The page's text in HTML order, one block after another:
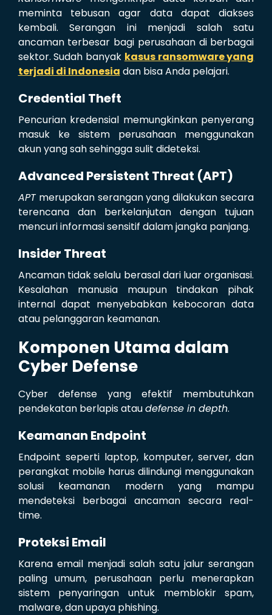
meminta tebusan agar data dapat diakses
kembali. Serangan ini menjadi salah satu
ancaman terbesar bagi perusahaan di berbagai
sektor. Sudah banyak kasus ransomware yang
terjadi di Indonesia dan bisa Anda pelajari.
Credential Theft
Pencurian kredensial memungkinkan penyerang
masuk ke sistem perusahaan menggunakan
akun yang sah sehingga sulit dideteksi.
Advanced Persistent Threat (APT)
APTmerupakan serangan yang dilakukan secara
terencana dan berkelanjutan dengan tujuan
mencuri informasi sensitif dalam jangka panjang.
Insider Threat
Ancaman tidak selalu berasal dari luar organisasi.
Kesalahan manusia maupun tindakan pihak
internal dapat menyebabkan kebocoran data
atau pelanggaran keamanan.
Komponen Utama dalam
Cyber Defense
Cyber defense yang efektif membutuhkan
pendekatan berlapis ataudefense in depth.
Keamanan Endpoint
Endpoint seperti laptop, komputer, server, dan
perangkat mobile harus dilindungi menggunakan
solusi keamanan modern yang mampu
mendeteksi berbagai ancaman secara real-
time.
Proteksi Email
Karena email menjadi salah satu jalur serangan
paling umum, perusahaan perlu menerapkan
sistem penyaringan untuk memblokir spam,
malware, dan upaya phishing.